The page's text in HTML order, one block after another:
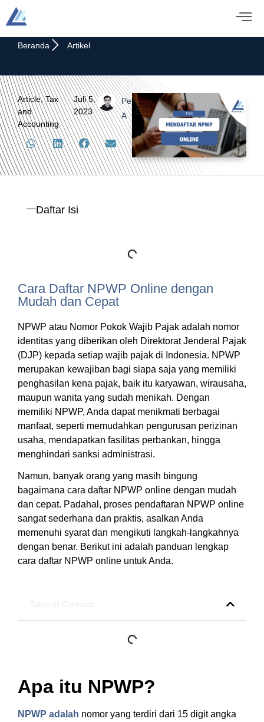
Beranda Artikel
Article,Tax
and
Accounting
Juli 5,
2023
Pengku.
A
Daftar Isi
Cara Daftar NPWP Online dengan
Mudah dan Cepat
NPWP atau Nomor Pokok Wajib Pajak adalah nomor
identitas yang diberikan oleh Direktorat Jenderal Pajak
(DJP) kepada setiap wajib pajak di Indonesia. NPWP
merupakan kewajiban bagi siapa saja yang memiliki
penghasilan kena pajak, baik itu karyawan, wirausaha,
maupun wanita yang sudah menikah. Dengan
memiliki NPWP, Anda dapat menikmati berbagai
manfaat, seperti memudahkan pengurusan perizinan
usaha, mendapatkan fasilitas perbankan, hingga
menghindari sanksi administrasi.
Namun, banyak orang yang masih bingung
bagaimana cara daftar NPWP online dengan mudah
dan cepat. Padahal, proses pendaftaran NPWP online
sangat sederhana dan praktis, asalkan Anda
memenuhi syarat dan mengikuti langkah-langkahnya
dengan benar. Berikut ini adalah panduan lengkap
cara daftar NPWP online untuk Anda.
Apa itu NPWP?
NPWP adalah nomor yang terdiri dari 15 digit angka